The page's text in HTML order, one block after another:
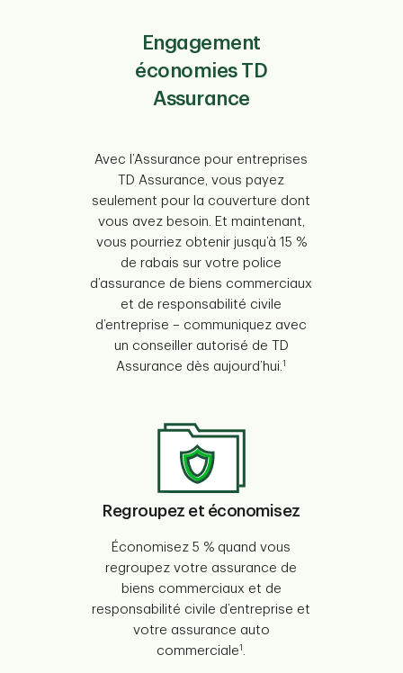
Engagement
économies TD
Assurance
Avec l’Assurance pour entreprises
TD Assurance, vous payez
seulement pour la couverture dont
vous avez besoin. Et maintenant,
vous pourriez obtenir jusqu’à 15 %
de rabais sur votre police
d’assurance de biens commerciaux
et de responsabilité civile
d’entreprise – communiquez avec
un conseiller autorisé de TD
Assurance dès aujourd’hui.1
Regroupez et économisez
Économisez 5 % quand vous
regroupez votre assurance de
biens commerciaux et de
responsabilité civile d’entreprise et
votre assurance auto
commerciale1 .